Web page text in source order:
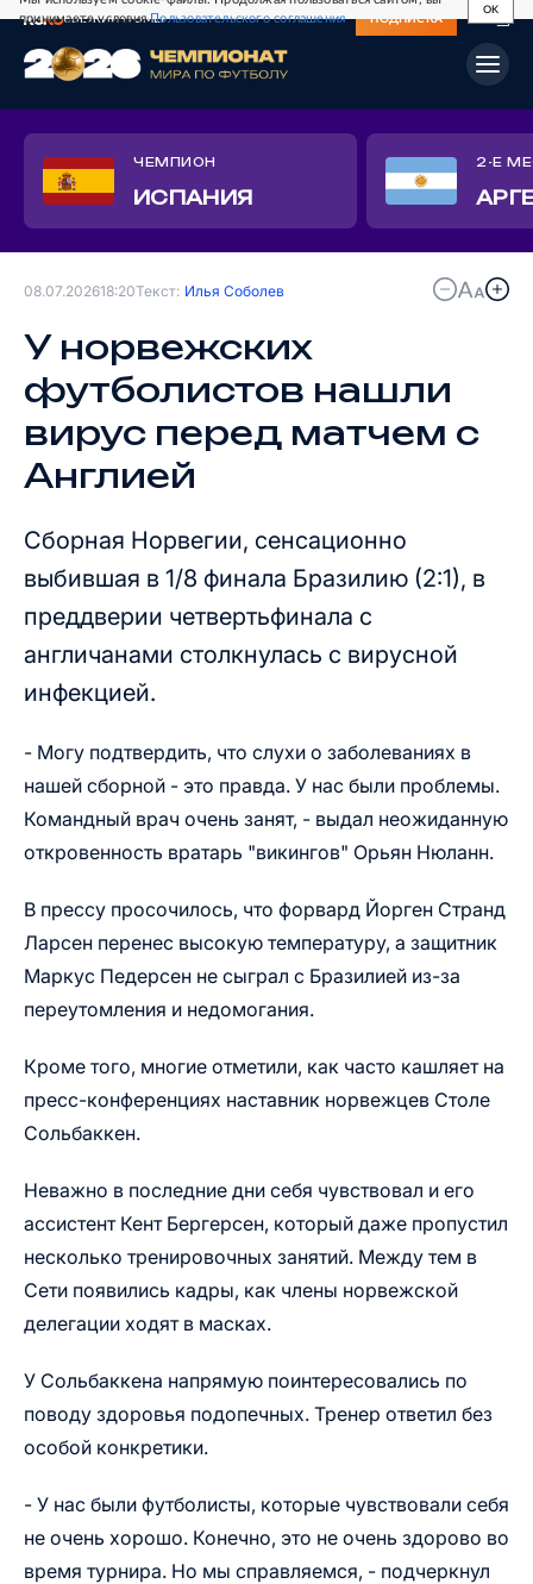
принимаете условияПользовательского соглашения
OK
СВЕЖИЙ НОМЕР ПОДПИСКА
ЧЕМПИОН
ИСПАНИЯ
2-Е
08.07.202618:20Текст: Илья Соболев
У норвежских
футболистов нашли
вирус перед матчем с
Англией
Сборная Норвегии, сенсационно
выбившая в 1/8 финала Бразилию (2:1), в
преддверии четвертьфинала с
англичанами столкнулась с вирусной
инфекцией.
- Могу подтвердить, что слухи о заболеваниях в
нашей сборной - это правда. У нас были проблемы.
Командный врач очень занят, - выдал неожиданную
откровенность вратарь "викингов" Орьян Нюланн.
В прессу просочилось, что форвард Йорген Странд
Ларсен перенес высокую температуру, а защитник
Маркус Педерсен не сыграл с Бразилией из-за
переутомления и недомогания.
Кроме того, многие отметили, как часто кашляет на
пресс-конференциях наставник норвежцев Столе
Сольбаккен.
Неважно в последние дни себя чувствовал и его
ассистент Кент Бергерсен, который даже пропустил
несколько тренировочных занятий. Между тем в
Сети появились кадры, как члены норвежской
делегации ходят в масках.
У Сольбаккена напрямую поинтересовались по
поводу здоровья подопечных. Тренер ответил без
особой конкретики.
- У нас были футболисты, которые чувствовали себя
не очень хорошо. Конечно, это не очень здорово во
время турнира. Но мы справляемся, - подчеркнул